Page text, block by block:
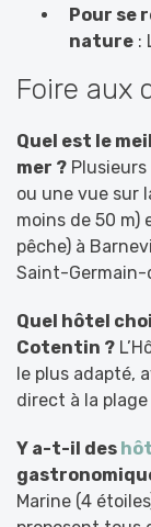
Pour se
nature :
Foire aux
Quel est le
mer ?
ou une vue sur
moins de 50 m)
pêche) à
Saint-Germain-
Quel hôtel
Cotentin ?
le plus adapté,
direct à la
Y a-t-il des
Marine (4